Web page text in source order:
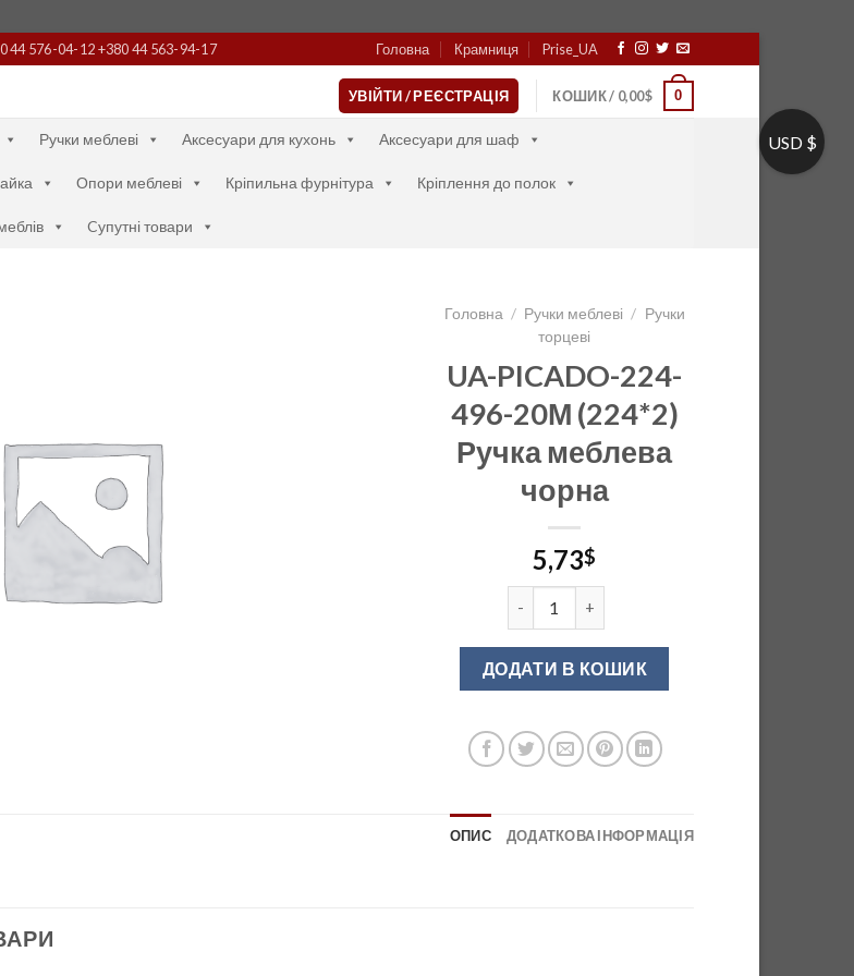
44 576-04-12 +380 44 563-94-17 Головна Крамниця Prise_UA
УВІЙТИ / РЕЄСТРАЦІЯ КОШИК / 0,00$ 0
Ручки меблеві Аксесуари для кухонь Аксесуари для шаф
Опори меблеві Кріпильна фурнітура Кріплення до полок
Cупутні товари
Головна / Ручки меблеві / Ручки
торцеві
UA-PICADO-224-
496-20М (224*2)
Ручка меблева
чорна
5,73$
ДОДАТИ В КОШИК
ОПИС ДОДАТКОВА ІНФОРМАЦІЯ
USD $